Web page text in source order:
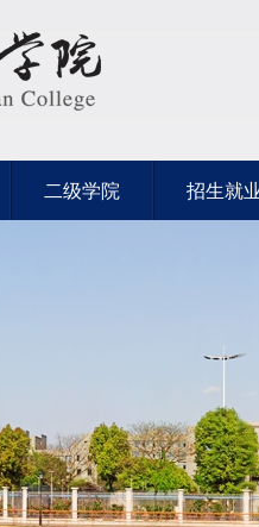
二级学院 招生就